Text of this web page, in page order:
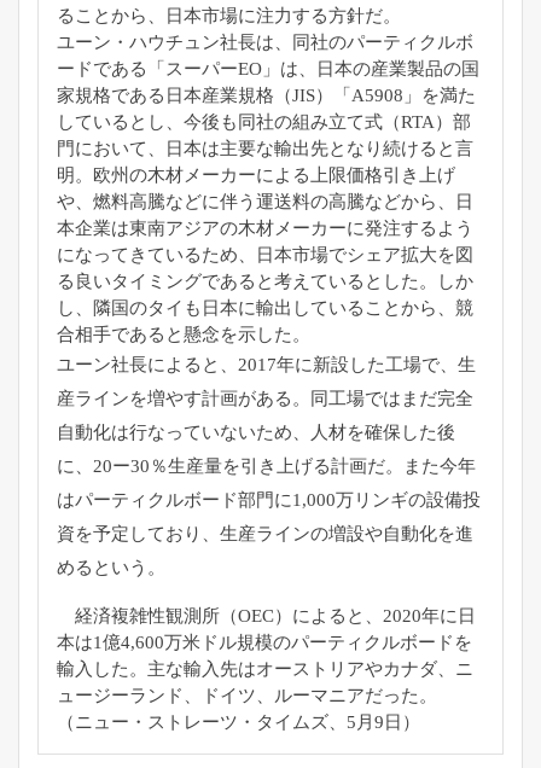
ることから、日本市場に注力する方針だ。
ユーン・ハウチュン社長は、同社のパーティクルボ
ードである「 スーパーEO」は、
日本の産業製品の国
家規格である日本産業規格（JIS）「 A5908」を満た
しているとし、今後も同社の組み立て式（RTA）部
門において、日本は主要な輸出先となり続けると言
明。
欧州の木材メーカーによる上限価格引き上げ
や、 燃料高騰などに伴う運送料の高騰などから、
日
本企業は東南アジアの木材メーカーに発注するよう
になってきているため、
日本市場でシェア拡大を図
る良いタイミングであると考えていると した。しか
し、隣国のタイも日本に輸出していることから、 競
合相手であると懸念を示した。
ユーン社長によると、2017年に新設した工場で、 生
産ラインを増やす計画がある。
同工場ではまだ完全
自動化は行なっていないため、人材を確保した後
に、20ー30％生産量を引き上げる計画だ。
また今年
はパーティクルボード部門に1,000万リンギの設備投
資を予定しており、 生産ラインの増設や自動化を進
めるという。
経済複雑性観測所（OEC）によると、 2020年に日
本は1億4,600万米ドル規模のパーティクルボードを
輸入した。 主な輸入先はオーストリアやカナダ、ニ
ュージーランド、ドイツ、
ルーマニアだった。
（ニュー・ストレーツ・タイムズ、5月9日）